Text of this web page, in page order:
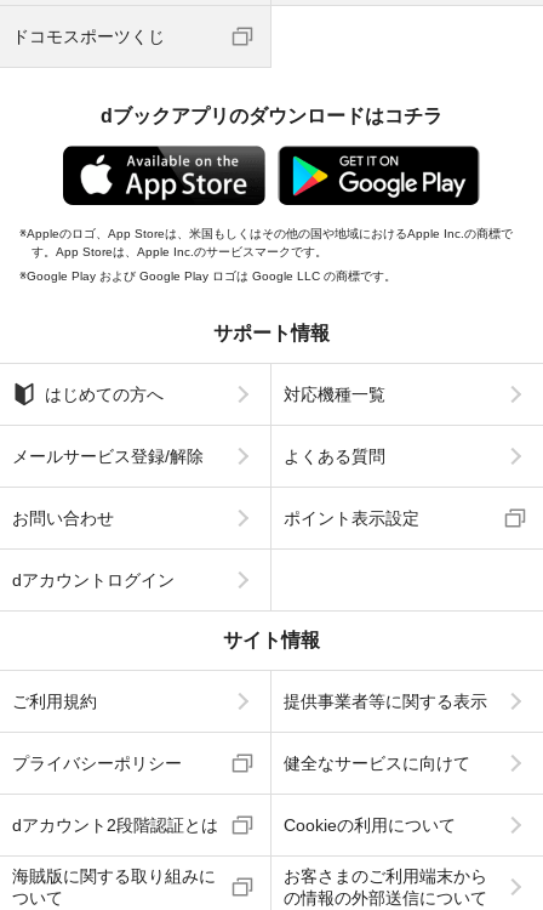
ドコモスポーツくじ
dブックアプリのダウンロードはコチラ
Appleのロゴ、App Storeは、米国もしくはその他の国や地域におけるApple Inc.の商標で
す。App Storeは、Apple Inc.のサービスマークです。
Google Play および Google Play ロゴは Google LLC の商標です。
サポート情報
はじめての方へ 対応機種一覧
メールサービス登録/解除 よくある質問
お問い合わせ ポイント表示設定
dアカウントログイン
サイト情報
ご利用規約 提供事業者等に関する表示
プライバシーポリシー 健全なサービスに向けて
dアカウント2段階認証とは Cookieの利用について
海賊版に関する取り組みに
ついて
お客さまのご利用端末から
の情報の外部送信について